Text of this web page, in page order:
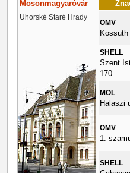
Mosonmagyaróvár
Uhorské Staré Hrady
OMV
SHELL
Szent
170.
MOL
Halaszi
OMV
1.
SHELL